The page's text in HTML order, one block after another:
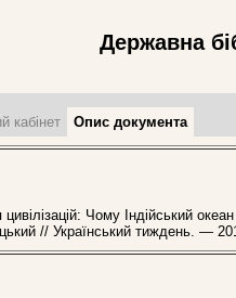
Державна
кабінет Опис документа
Чому Індійський
// Український тиждень.